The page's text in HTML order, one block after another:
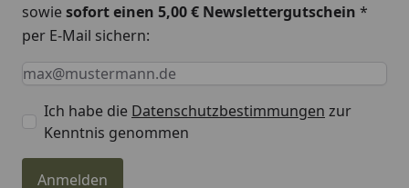
sowiesofort einen 5,00 € Newslettergutschein *
per E-Mail sichern:
Keine Eingabe erforderlich
Eingabe erforderlich
E-Mail *
Ich habe die Datenschutzbestimmungen zur
Kenntnis genommen
Anmelden